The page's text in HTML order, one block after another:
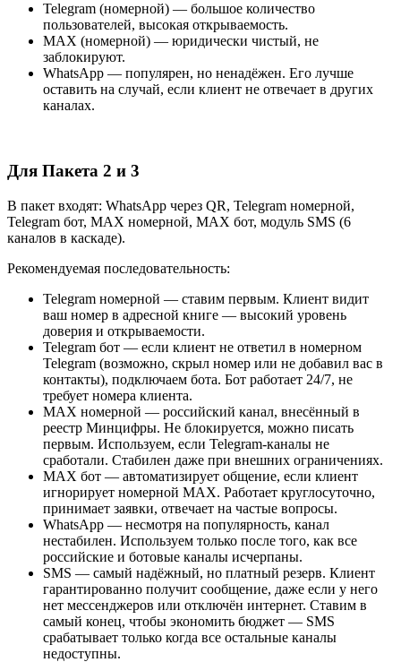
Telegram (номерной) — большое количество
пользователей, высокая открываемость.
MAX (номерной) — юридически чистый, не
заблокируют.
WhatsApp — популярен, но ненадёжен. Его лучше
оставить на случай, если клиент не отвечает в других
каналах.
Для Пакета 2 и 3
В пакет входят: WhatsApp через QR, Telegram номерной,
Telegram бот, MAX номерной, MAX бот, модуль SMS (6
каналов в каскаде).
Рекомендуемая последовательность:
Telegram номерной — ставим первым. Клиент видит
ваш номер в адресной книге — высокий уровень
доверия и открываемости.
Telegram бот — если клиент не ответил в номерном
Telegram (возможно, скрыл номер или не добавил вас в
контакты), подключаем бота. Бот работает 24/7, не
требует номера клиента.
MAX номерной — российский канал, внесённый в
реестр Минцифры. Не блокируется, можно писать
первым. Используем, если Telegram-каналы не
сработали. Стабилен даже при внешних ограничениях.
MAX бот — автоматизирует общение, если клиент
игнорирует номерной MAX. Работает круглосуточно,
принимает заявки, отвечает на частые вопросы.
WhatsApp — несмотря на популярность, канал
нестабилен. Используем только после того, как все
российские и ботовые каналы исчерпаны.
SMS — самый надёжный, но платный резерв. Клиент
гарантированно получит сообщение, даже если у него
нет мессенджеров или отключён интернет. Ставим в
самый конец, чтобы экономить бюджет — SMS
срабатывает только когда все остальные каналы
недоступны.